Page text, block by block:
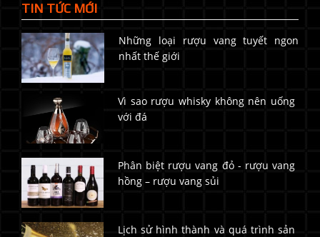
TIN TỨC MỚI
Những loại rượu vang tuyết ngon
nhất thế giới
Vì sao rượu whisky không nên uống
với đá
Phân biệt rượu vang đỏ - rượu vang
hồng – rượu vang sủi
Lịch sử hình thành và quá trình sản